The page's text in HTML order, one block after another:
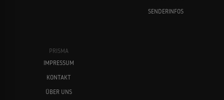
SENDERINFOS
PRISMA
IMPRESSUM
KONTAKT
ÜBER UNS